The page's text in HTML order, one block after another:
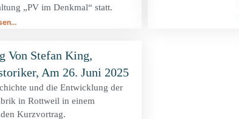
„PV im Denkmal“ statt.
Von Stefan King,
Am 26. Juni 2025
und die Entwicklung der
in Rottweil in einem
Kurzvortrag.